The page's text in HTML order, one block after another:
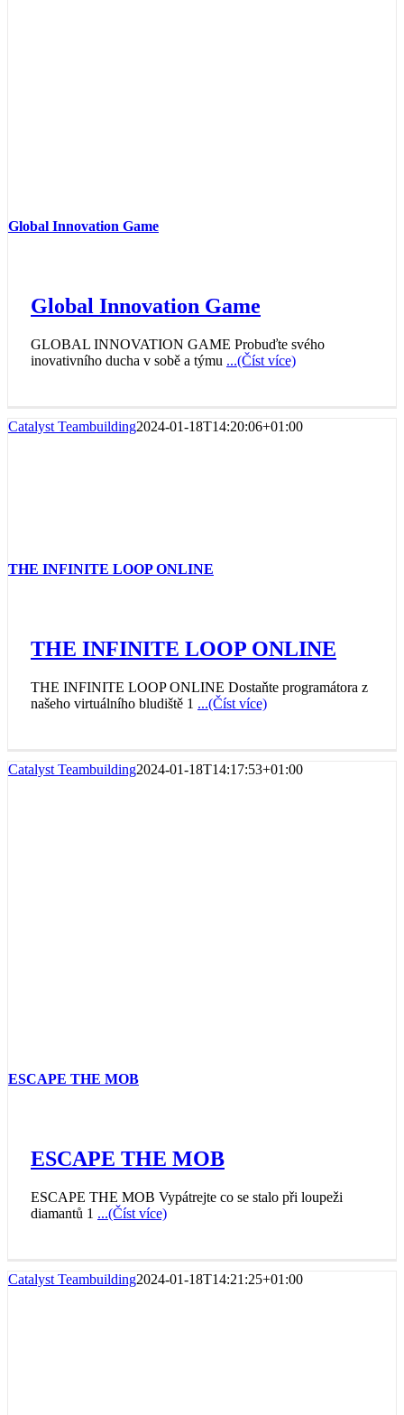
Global Innovation Game
Global Innovation Game
GLOBAL INNOVATION GAME Probuďte svého
inovativního ducha v sobě a týmu ...(Číst více)
Catalyst Teambuilding2024-01-18T14:20:06+01:00
THE INFINITE LOOP ONLINE
THE INFINITE LOOP ONLINE
THE INFINITE LOOP ONLINE Dostaňte programátora z
našeho virtuálního bludiště 1 ...(Číst více)
Catalyst Teambuilding2024-01-18T14:17:53+01:00
ESCAPE THE MOB
ESCAPE THE MOB
ESCAPE THE MOB Vypátrejte co se stalo při loupeži
diamantů 1 ...(Číst více)
Catalyst Teambuilding2024-01-18T14:21:25+01:00